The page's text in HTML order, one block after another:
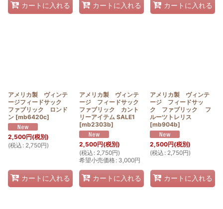
カートに入れる カートに入れる カートに入れる
アメリカ製 ヴィンテ
ージフィードサック
ファブリック ロンド
ン [mb6420c]
2,500円(税別)
(税込 : 2,750円)
カートに入れる
アメリカ製 ヴィンテ
ージ フィードサック
ファブリック カント
リーアイテム SALE1
[mb2303b]
2,500円(税別)
(税込 : 2,750円)
希望小売価格: 3,000円
カートに入れる
アメリカ製 ヴィンテ
ージ フィードサッ
ク ファブリック フ
ルーツトレリス
[mb904b]
2,500円(税別)
(税込 : 2,750円)
カートに入れる